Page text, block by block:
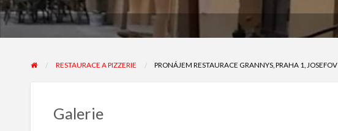
RESTAURACE A PIZZERIE PRONÁJEM RESTAURACE GRANNYS, PRAHA 1, JOSEFOV
Galerie